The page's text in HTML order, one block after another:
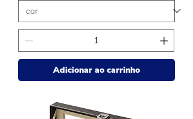
Adicionar ao carrinho